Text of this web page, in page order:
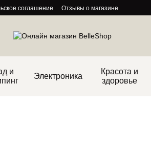
соглашение
Отзывы о магазине
и
Электроника
Красота и
здоровье